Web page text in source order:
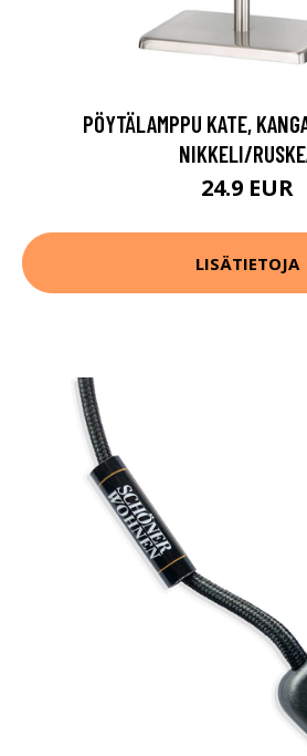
PÖYTÄLAMPPU KATE,
NIKKELI/
24.9 EUR
LISÄTIETOJA